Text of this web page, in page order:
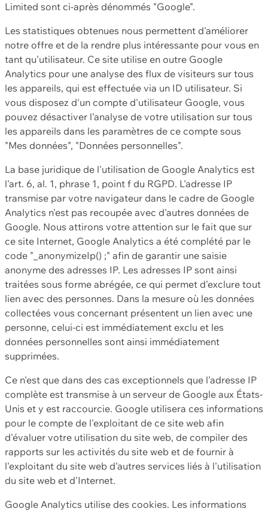
Limited sont ci-après dénommés "Google".
Les statistiques obtenues nous permettent d'améliorer
notre offre et de la rendre plus intéressante pour vous en
tant qu'utilisateur. Ce site utilise en outre Google
Analytics pour une analyse des flux de visiteurs sur tous
les appareils, qui est effectuée via un ID utilisateur. Si
vous disposez d'un compte d'utilisateur Google, vous
pouvez désactiver l'analyse de votre utilisation sur tous
les appareils dans les paramètres de ce compte sous
"Mes données", "Données personnelles".
La base juridique de l'utilisation de Google Analytics est
l'art. 6, al. 1, phrase 1, point f du RGPD. L'adresse IP
transmise par votre navigateur dans le cadre de Google
Analytics n'est pas recoupée avec d'autres données de
Google. Nous attirons votre attention sur le fait que sur
ce site Internet, Google Analytics a été complété par le
code "_anonymizeIp() ;" afin de garantir une saisie
anonyme des adresses IP. Les adresses IP sont ainsi
traitées sous forme abrégée, ce qui permet d'exclure tout
lien avec des personnes. Dans la mesure où les données
collectées vous concernant présentent un lien avec une
personne, celui-ci est immédiatement exclu et les
données personnelles sont ainsi immédiatement
supprimées.
Ce n'est que dans des cas exceptionnels que l'adresse IP
complète est transmise à un serveur de Google aux États-
Unis et y est raccourcie. Google utilisera ces informations
pour le compte de l'exploitant de ce site web afin
d'évaluer votre utilisation du site web, de compiler des
rapports sur les activités du site web et de fournir à
l'exploitant du site web d'autres services liés à l'utilisation
du site web et d'Internet.
Google Analytics utilise des cookies. Les informations